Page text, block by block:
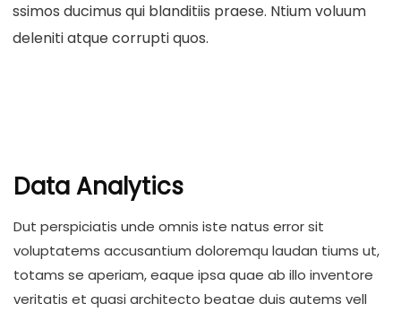
ssimos ducimus qui blanditiis praese. Ntium voluum
deleniti atque corrupti quos.
Data Analytics
Dut perspiciatis unde omnis iste natus error sit
voluptatems accusantium doloremqu laudan tiums ut,
totams se aperiam, eaque ipsa quae ab illo inventore
veritatis et quasi architecto beatae duis autems vell